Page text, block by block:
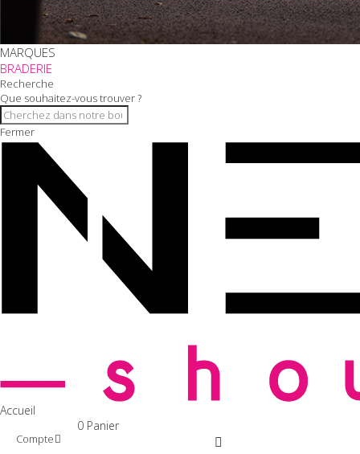
MARQUES
BRADERIE
Recherche
Que souhaitez-vous trouver ?
Fermer
Accueil
Compte
0 Panier